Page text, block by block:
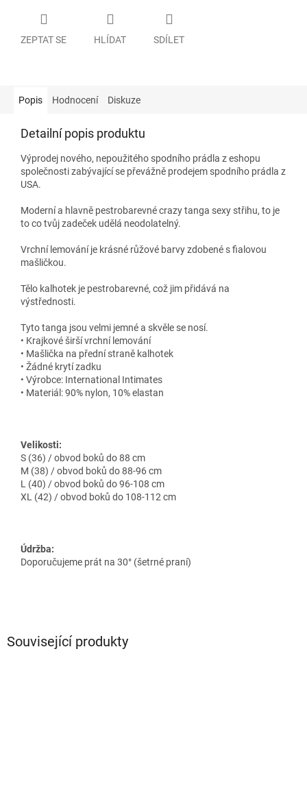
ZEPTAT SE HLÍDAT SDÍLET
Popis Hodnocení Diskuze
Detailní popis produktu
Výprodej nového, nepoužitého spodního prádla z eshopu
společnosti zabývající se převážně prodejem spodního prádla z
USA.
Moderní a hlavně pestrobarevné crazy tanga sexy střihu, to je
to co tvůj zadeček udělá neodolatelný.
Vrchní lemování je krásné růžové barvy zdobené s fialovou
mašličkou.
Tělo kalhotek je pestrobarevné, což jim přidává na
výstřednosti.
Tyto tanga jsou velmi jemné a skvěle se nosí.
• Krajkové širší vrchní lemování
• Mašlička na přední straně kalhotek
• Žádné krytí zadku
• Výrobce: International Intimates
• Materiál: 90% nylon, 10% elastan
Velikosti:
S (36) / obvod boků do 88 cm
M (38) / obvod boků do 88-96 cm
L (40) / obvod boků do 96-108 cm
XL (42) / obvod boků do 108-112 cm
Údržba:
Doporučujeme prát na 30° (šetrné praní)
Související produkty